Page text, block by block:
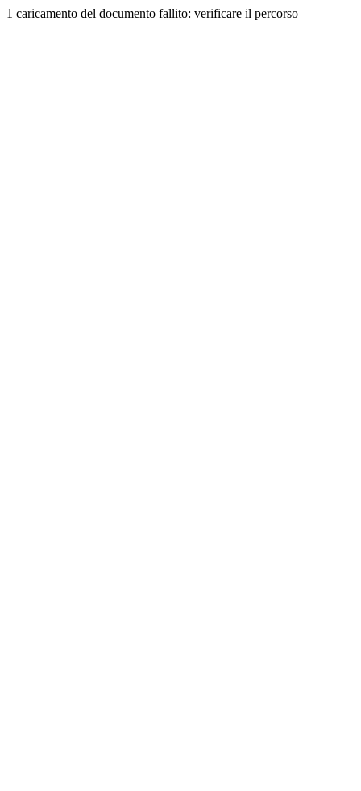
1 caricamento del documento fallito: verificare il percorso